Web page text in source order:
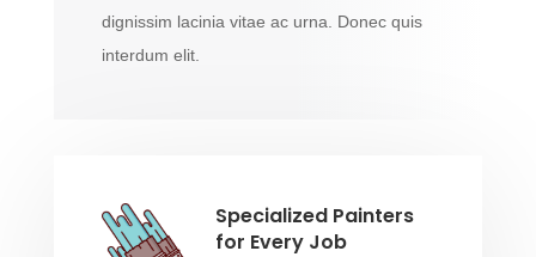
dignissim lacinia vitae ac urna. Donec quis
interdum elit.
Specialized Painters
for Every Job